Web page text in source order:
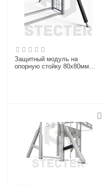
Защитный модуль на
опорную стойку 80х80мм